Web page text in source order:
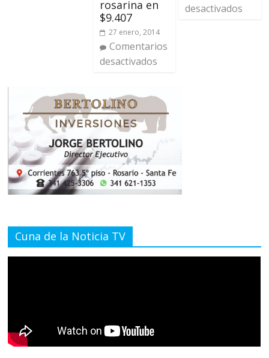
rosarina en
$9.407
27 enero, 2014
Comentarios
desactivados
desactivados
Cuna de la Noticia TV